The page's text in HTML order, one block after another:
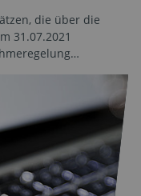
die über die
31.07.2021